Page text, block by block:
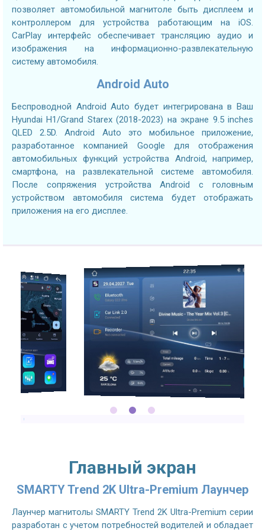
позволяет автомобильной магнитоле быть дисплеем и
контроллером для устройства работающим на iOS.
CarPlay интерфейс обеспечивает трансляцию аудио и
изображения на информационно-развлекательную
систему автомобиля.
Android Auto
Беспроводной Android Auto будет интегрирована в Ваш
Hyundai H1/Grand Starex (2018-2023) на экране 9.5 inches
QLED 2.5D. Android Auto это мобильное приложение,
разработанное компанией Google для отображения
автомобильных функций устройства Android, например,
смартфона, на развлекательной системе автомобиля.
После сопряжения устройства Android с головным
устройством автомобиля система будет отображать
приложения на его дисплее.
2.7GHZ CPU
Главный экран
SMARTY Trend 2K Ultra-Premium Лаунчер
Лаунчер магнитолы SMARTY Trend 2K Ultra-Premium серии
разработан с учетом потребностей водителей и обладает